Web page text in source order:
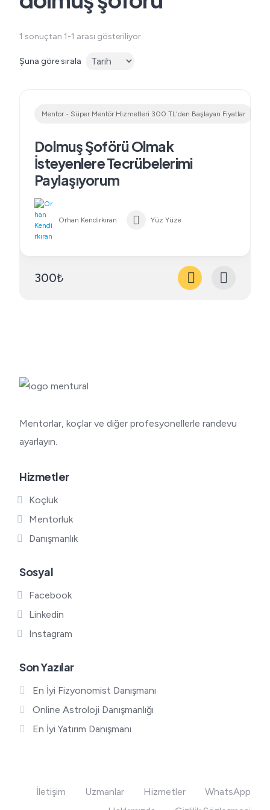
1 sonuçtan 1-1 arası gösteriliyor
Şuna göre sırala
Mentor - Süper Mentör Hizmetleri 300 TL'den Başlayan Fiyatlar
Dolmuş Şoförü Olmak
İsteyenlere Tecrübelerimi
Paylaşıyorum
Orhan Kendirkıran Yüz Yüze
300₺
Mentorlar, koçlar ve diğer profesyonellerle randevu
ayarlayın.
Hizmetler
Koçluk
Mentorluk
Danışmanlık
Sosyal
Facebook
Linkedin
Instagram
Son Yazılar
En İyi Fizyonomist Danışmanı
Online Astroloji Danışmanlığı
En İyi Yatırım Danışmanı
İletişim Uzmanlar Hizmetler
WhatsApp